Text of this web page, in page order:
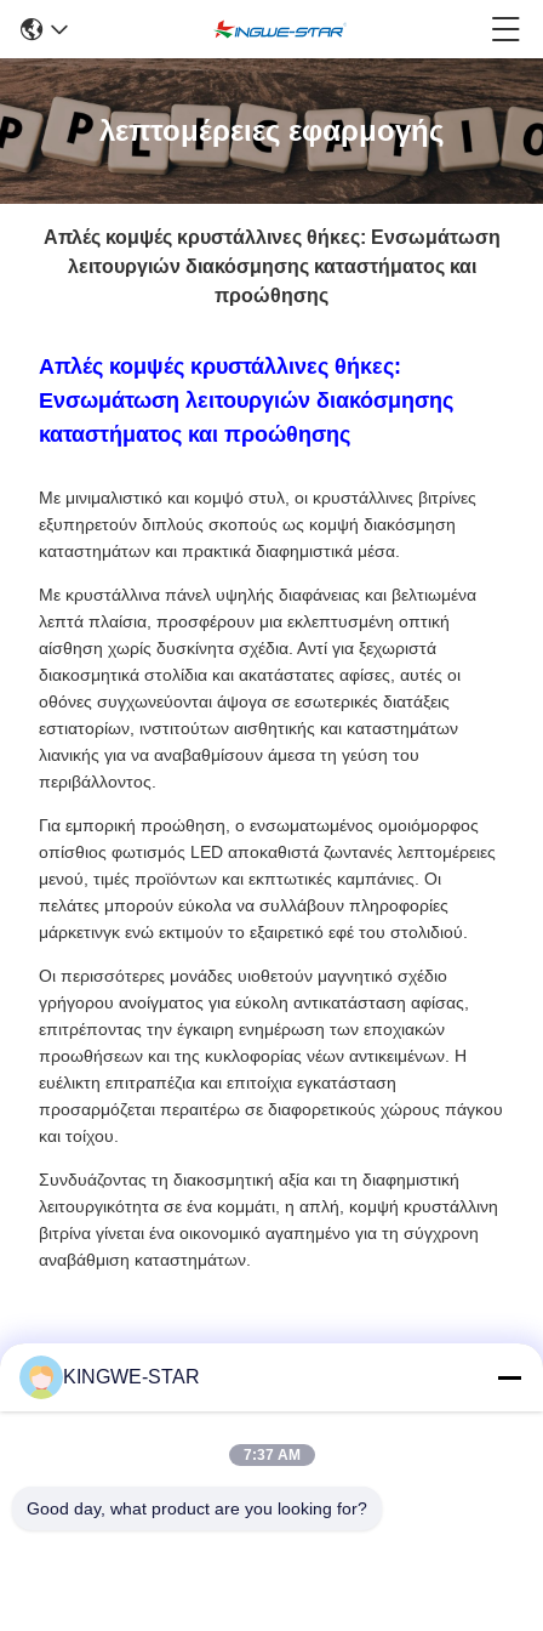
λεπτομέρειες εφαρμογής
Απλές κομψές κρυστάλλινες θήκες: Ενσωμάτωση
λειτουργιών διακόσμησης καταστήματος και
προώθησης
Απλές κομψές κρυστάλλινες θήκες:
Ενσωμάτωση λειτουργιών διακόσμησης
καταστήματος και προώθησης
Με μινιμαλιστικό και κομψό στυλ, οι κρυστάλλινες βιτρίνες
εξυπηρετούν διπλούς σκοπούς ως κομψή διακόσμηση
καταστημάτων και πρακτικά διαφημιστικά μέσα.
Με κρυστάλλινα πάνελ υψηλής διαφάνειας και βελτιωμένα
λεπτά πλαίσια, προσφέρουν μια εκλεπτυσμένη οπτική
αίσθηση χωρίς δυσκίνητα σχέδια. Αντί για ξεχωριστά
διακοσμητικά στολίδια και ακατάστατες αφίσες, αυτές οι
οθόνες συγχωνεύονται άψογα σε εσωτερικές διατάξεις
εστιατορίων, ινστιτούτων αισθητικής και καταστημάτων
λιανικής για να αναβαθμίσουν άμεσα τη γεύση του
περιβάλλοντος.
Για εμπορική προώθηση, ο ενσωματωμένος ομοιόμορφος
οπίσθιος φωτισμός LED αποκαθιστά ζωντανές λεπτομέρειες
μενού, τιμές προϊόντων και εκπτωτικές καμπάνιες. Οι
πελάτες μπορούν εύκολα να συλλάβουν πληροφορίες
μάρκετινγκ ενώ εκτιμούν το εξαιρετικό εφέ του στολιδιού.
Οι περισσότερες μονάδες υιοθετούν μαγνητικό σχέδιο
γρήγορου ανοίγματος για εύκολη αντικατάσταση αφίσας,
επιτρέποντας την έγκαιρη ενημέρωση των εποχιακών
προωθήσεων και της κυκλοφορίας νέων αντικειμένων. Η
ευέλικτη επιτραπέζια και επιτοίχια εγκατάσταση
προσαρμόζεται περαιτέρω σε διαφορετικούς χώρους πάγκου
και τοίχου.
Συνδυάζοντας τη διακοσμητική αξία και τη διαφημιστική
λειτουργικότητα σε ένα κομμάτι, η απλή, κομψή κρυστάλλινη
βιτρίνα γίνεται ένα οικονομικό αγαπημένο για τη σύγχρονη
αναβάθμιση καταστημάτων.
Ο όροφος 4, κτίριο 4, βιομηχανική ζώνη Xintang, Baishixia,
KINGWE-STAR
7:37 AM
Good day, what product are you looking for?